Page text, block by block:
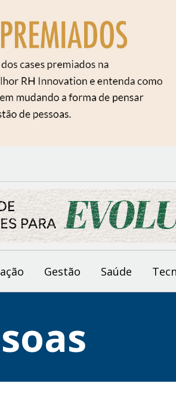
Gestão Saúde